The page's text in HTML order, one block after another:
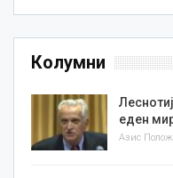
Колумни
еден
Азис